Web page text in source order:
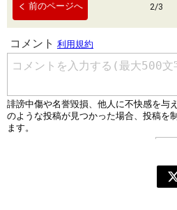
前のページへ 2/3